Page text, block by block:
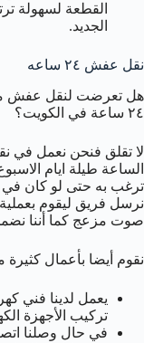
القطعة لسهولة
الجديد.
نقل عفش ٢٤ ساعه
هل تعرضت لنقل عفش
٢٤ ساعة في الكويت؟
لا تقلق فنحن نعمل في
الساعة طيلة ايام
ترغب به حتى لو كان
نرسل فريق ليقوم
صوت مزعج كما أننا
نقوم أيضا بأعمال كثيرة
يعمل لدينا فني
تركيب الأجهزة
في حال وصلنا